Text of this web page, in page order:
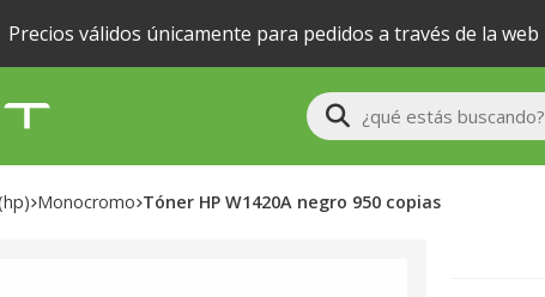
Precios válidos únicamente para pedidos a través de la web
Buscar
monocromo Tóner HP W1420A negro 950 copias